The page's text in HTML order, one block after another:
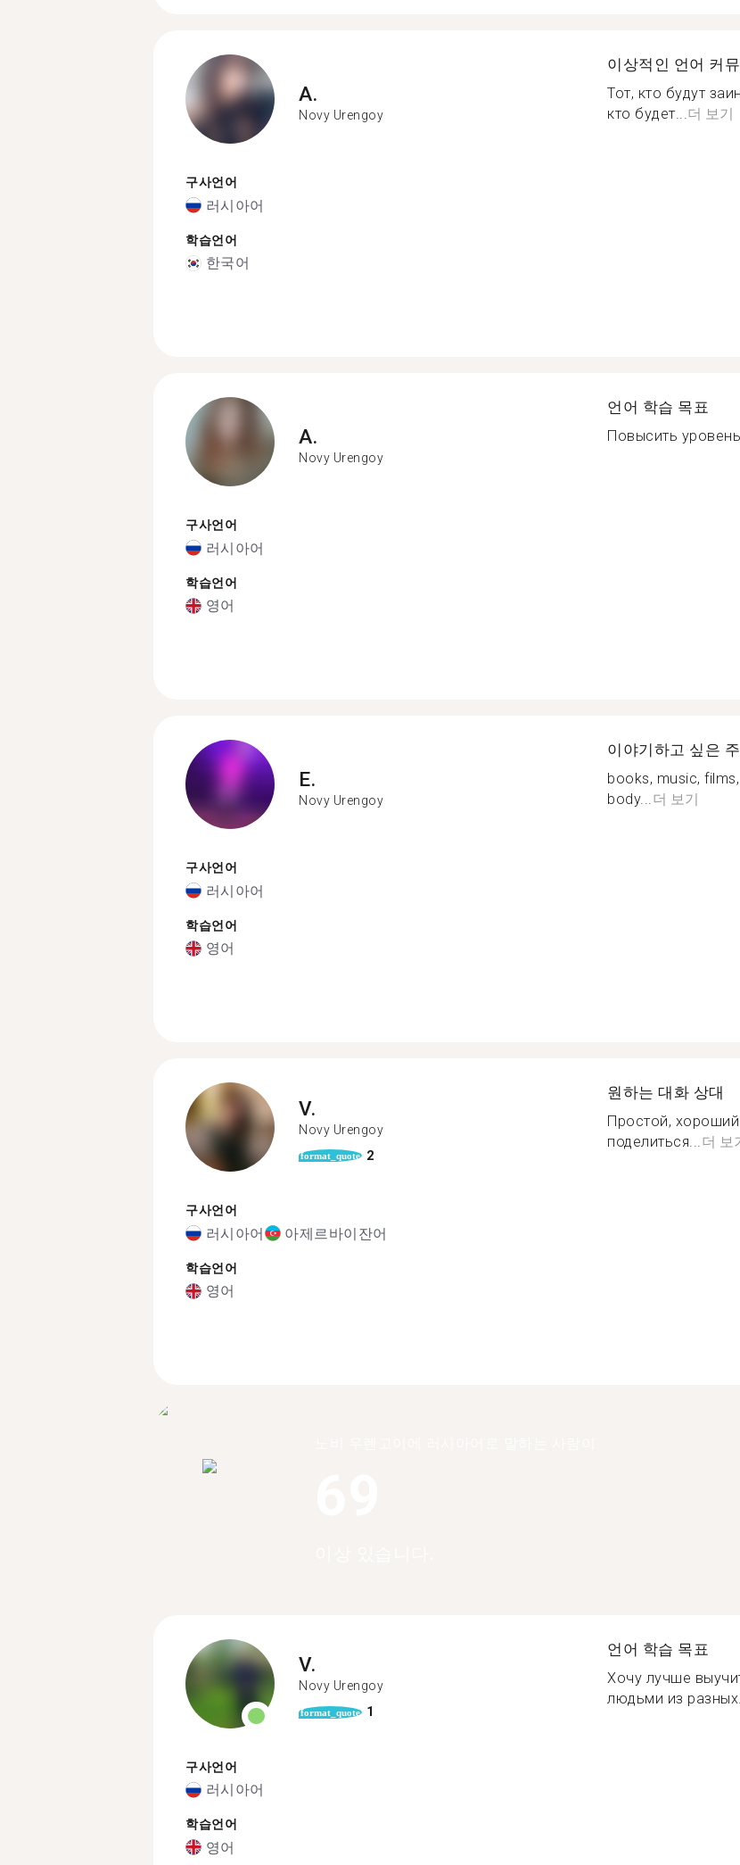
A.
Novy Urengoy
구사언어
러시아어
학습언어
한국어
이상적인 언어 커
Тот, кто будут
кто будет...더 보기
A.
Novy Urengoy
구사언어
러시아어
학습언어
영어
언어 학습 목표
Повысить
E.
Novy Urengoy
구사언어
러시아어
학습언어
영어
이야기하고 싶은
books, music,
body...더 보기
V.
Novy Urengoy
format_quote 2
구사언어
러시아어 아제르바이잔어
학습언어
영어
원하는 대화 상대
Простой,
поделиться...더 보
V.
Novy Urengoy
format_quote 1
구사언어
러시아어
학습언어
영어
언어 학습 목표
Хочу лучше
людьми из